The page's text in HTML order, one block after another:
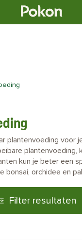
plantenvoeding voor
plantenvoeding,
kun je beter een
bonsai, orchidee en
Filter resultaten